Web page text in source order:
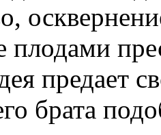
плодами
предает
брата